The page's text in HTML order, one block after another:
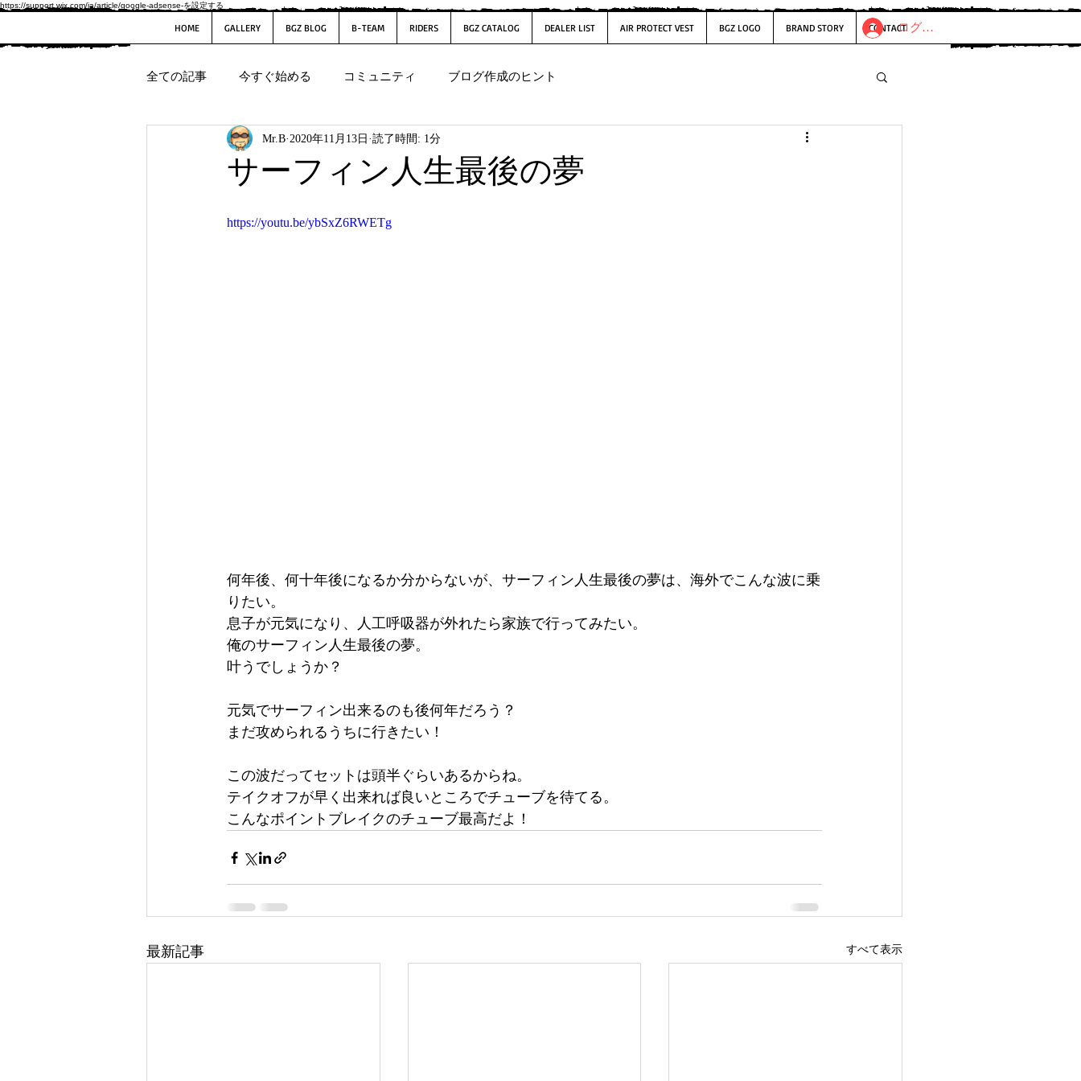
https://support.wix.com/ja/article/google-adsense-を設定する
HOME GALLERY BGZ BLOG B-TEAM RIDERS BGZ CATALOG DEALER LIST AIR PROTECT VEST BGZ LOGO BRAND STORY CONTACTログイン
全ての記事 今すぐ始める コミュニティ ブログ作成のヒント
サーフィン人生最後の夢
Mr.B 2020年11月13日 読了時間: 1分
https://youtu.be/ybSxZ6RWETg
何年後、何十年後になるか分からないが、サーフィン人生最後の夢は、海外でこんな波に乗
りたい。
息子が元気になり、人工呼吸器が外れたら家族で行ってみたい。
俺のサーフィン人生最後の夢。
叶うでしょうか？
元気でサーフィン出来るのも後何年だろう？
まだ攻められるうちに行きたい！
この波だってセットは頭半ぐらいあるからね。
テイクオフが早く出来れば良いところでチューブを待てる。
こんなポイントブレイクのチューブ最高だよ！
最新記事 すべて表示